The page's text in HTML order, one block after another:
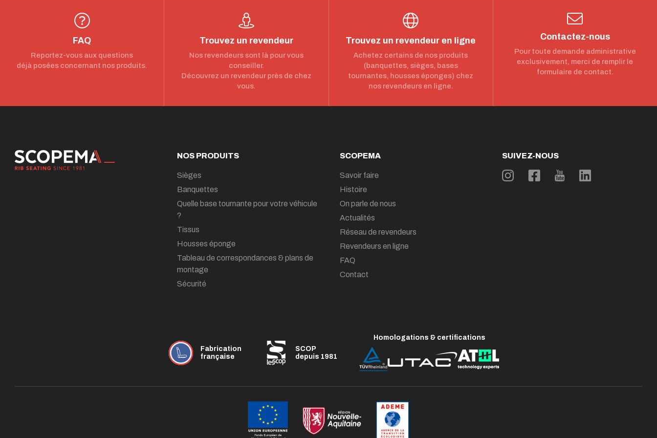
FAQ
Reportez-vous aux questions
déjà posées concernant nos produits.
Trouvez un revendeur
Nos revendeurs sont là pour vous
conseiller.
Découvrez un revendeur près de chez
vous.
Trouvez un revendeur en ligne
Achetez certains de nos produits
(banquettes, sièges, bases
tournantes, housses éponges) chez
nos revendeurs en ligne.
Contactez-nous
Pour toute demande administrative
exclusivement, merci de remplir le
formulaire de contact.
NOS PRODUITS
Sièges
Banquettes
Quelle base tournante pour votre véhicule
?
Tissus
Housses éponge
Tableau de correspondances & plans de
montage
Sécurité
SCOPEMA
Savoir faire
Histoire
On parle de nous
Actualités
Réseau de revendeurs
Revendeurs en ligne
FAQ
Contact
SUIVEZ-NOUS
Fabrication
française
SCOP
depuis 1981
Homologations & certifications